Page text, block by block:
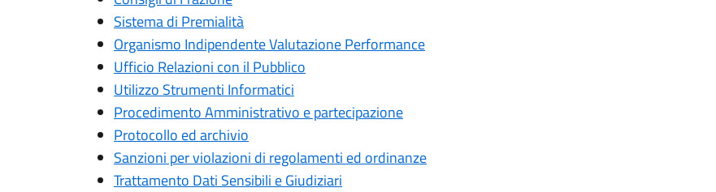
Sistema di Premialità
Organismo Indipendente Valutazione Performance
Ufficio Relazioni con il Pubblico
Utilizzo Strumenti Informatici
Procedimento Amministrativo e partecipazione
Protocollo ed archivio
Sanzioni per violazioni di regolamenti ed ordinanze
Trattamento Dati Sensibili e Giudiziari